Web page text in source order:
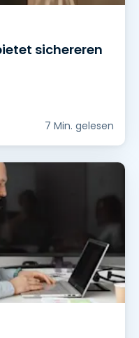
sichereren
7 Min. gelesen